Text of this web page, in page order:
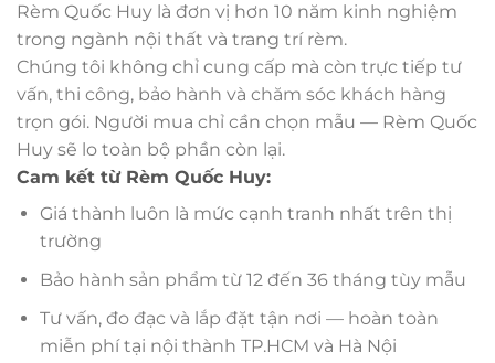
Rèm Quốc Huy là đơn vị hơn 10 năm kinh nghiệm
trong ngành nội thất và trang trí rèm.
Chúng tôi không chỉ cung cấp mà còn trực tiếp tư
vấn, thi công, bảo hành và chăm sóc khách hàng
trọn gói. Người mua chỉ cần chọn mẫu — Rèm Quốc
Huy sẽ lo toàn bộ phần còn lại.
Cam kết từ Rèm Quốc Huy:
Giá thành luôn là mức cạnh tranh nhất trên thị
trường
Bảo hành sản phẩm từ 12 đến 36 tháng tùy mẫu
Tư vấn, đo đạc và lắp đặt tận nơi — hoàn toàn
miễn phí tại nội thành TP.HCM và Hà Nội